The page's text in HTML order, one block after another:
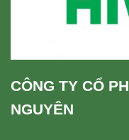
CÔNG TY CỔ
NGUYÊN